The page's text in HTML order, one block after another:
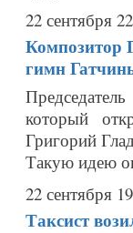
22 сентября
Композитор
гимн
который
Григорий
Такую идею
22 сентября
Таксист